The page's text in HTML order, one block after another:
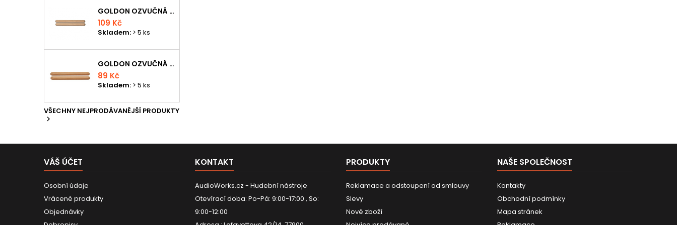
GOLDON OZVUČNÁ DŘÍVKA 18 X 200MM
109 Kč
Skladem: > 5 ks
GOLDON OZVUČNÁ DŘÍVKA 15 X 150MM
89 Kč
Skladem: > 5 ks
VŠECHNY NEJPRODÁVANĚJŠÍ PRODUKTY

VÁŠ ÚČET
Osobní údaje
Vrácené produkty
Objednávky
KONTAKT
AudioWorks.cz - Hudební nástroje
Otevírací doba: Po-Pá: 9:00-17:00 , So:
9:00-12:00
PRODUKTY
Reklamace a odstoupení od smlouvy
Slevy
Nové zboží
NAŠE SPOLEČNOST
Kontakty
Obchodní podmínky
Mapa stránek